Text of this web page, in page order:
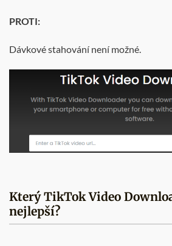
PROTI:
Dávkové stahování není možné.
Který TikTok Video
nejlepší?